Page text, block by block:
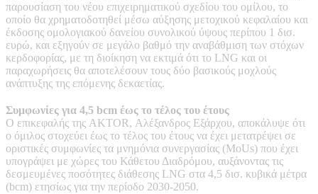
παρουσίαση του νέου επιχειρηματικού σχεδίου του ομίλου, το
οποίο θα χρηματοδοτηθεί μέσω αύξησης μετοχικού κεφαλαίου και
έκδοσης ομολογιακού δανείου συνολικού ύψους περίπου 1 δισ.
ευρώ, και εξηγούν σε μεγάλο βαθμό την αναβάθμιση των στόχων
κερδοφορίας, με τη διοίκηση να εκτιμά ότι το LNG και οι
παραχωρήσεις θα αποτελέσουν τους δύο βασικούς μοχλούς
ανάπτυξης της επόμενης δεκαετίας.
Συμφωνίες για 4,5 bcm έως το τέλος του έτους
Ο επικεφαλής της AKTOR, Αλέξανδρος Εξάρχου, αποκάλυψε ότι
ο όμιλος στοχεύει έως το τέλος του έτους να έχει μετατρέψει σε
οριστικές συμφωνίες τα μνημόνια συνεργασίας (MoUs) που έχει
υπογράψει με χώρες του Κάθετου Διαδρόμου, αυξάνοντας τις
δεσμευμένες ποσότητες διάθεσης LNG στα 4,5 δισ. κυβικά μέτρα
(bcm) ετησίως για την περίοδο 2030-2050.